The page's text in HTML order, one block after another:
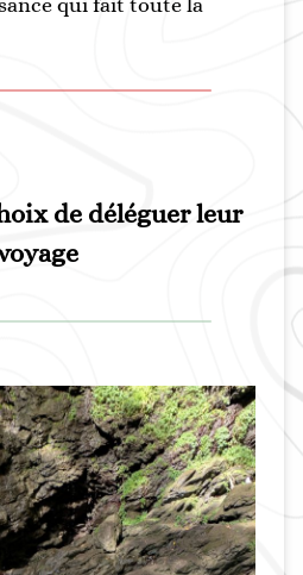
qui fait toute la
de déléguer leur